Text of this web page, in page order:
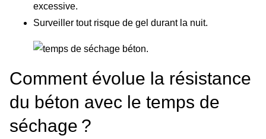
excessive.
Surveiller tout risque de gel durant la nuit.
Comment évolue la résistance
du béton avec le temps de
séchage ?